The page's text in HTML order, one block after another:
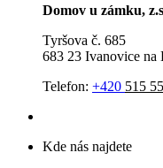
Domov u zámku,
Tyršova č. 685
683 23 Ivanovice na
Telefon: +420 515
Kde nás najdete